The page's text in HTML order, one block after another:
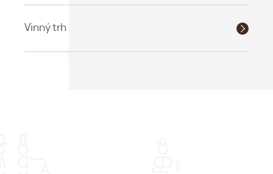
Vinný trh